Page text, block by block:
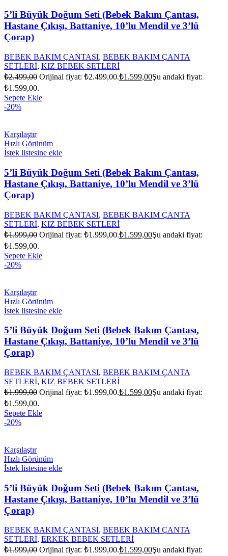
5’li Büyük Doğum Seti (Bebek Bakım Çantası,
Hastane Çıkışı, Battaniye, 10’lu Mendil ve 3’lü
Çorap)
BEBEK BAKIM ÇANTASI, BEBEK BAKIM ÇANTA
SETLERİ, KIZ BEBEK SETLERİ
₺2.499,00 Orijinal fiyat: ₺2.499,00.₺1.599,00Şu andaki fiyat:
₺1.599,00.
Sepete Ekle
-20%
Karşılaştır
Hızlı Görünüm
İstek listesine ekle
5’li Büyük Doğum Seti (Bebek Bakım Çantası,
Hastane Çıkışı, Battaniye, 10’lu Mendil ve 3’lü
Çorap)
BEBEK BAKIM ÇANTASI, BEBEK BAKIM ÇANTA
SETLERİ, KIZ BEBEK SETLERİ
₺1.999,00 Orijinal fiyat: ₺1.999,00.₺1.599,00Şu andaki fiyat:
₺1.599,00.
Sepete Ekle
-20%
Karşılaştır
Hızlı Görünüm
İstek listesine ekle
5’li Büyük Doğum Seti (Bebek Bakım Çantası,
Hastane Çıkışı, Battaniye, 10’lu Mendil ve 3’lü
Çorap)
BEBEK BAKIM ÇANTASI, BEBEK BAKIM ÇANTA
SETLERİ, KIZ BEBEK SETLERİ
₺1.999,00 Orijinal fiyat: ₺1.999,00.₺1.599,00Şu andaki fiyat:
₺1.599,00.
Sepete Ekle
-20%
Karşılaştır
Hızlı Görünüm
İstek listesine ekle
5’li Büyük Doğum Seti (Bebek Bakım Çantası,
Hastane Çıkışı, Battaniye, 10’lu Mendil ve 3’lü
Çorap)
BEBEK BAKIM ÇANTASI, BEBEK BAKIM ÇANTA
SETLERİ, ERKEK BEBEK SETLERİ
₺1.999,00 Orijinal fiyat: ₺1.999,00.₺1.599,00Şu andaki fiyat: